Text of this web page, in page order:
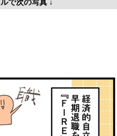
で次の写真 ↓